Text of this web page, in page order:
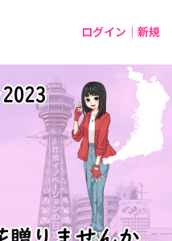
ログイン｜新規